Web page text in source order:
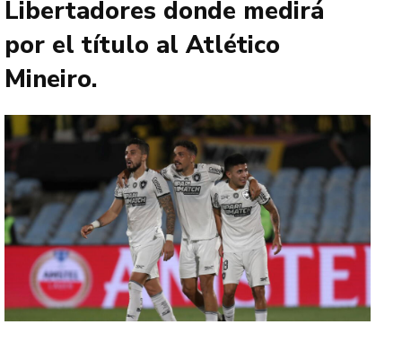
Libertadores donde medirá
por el título al Atlético
Mineiro.